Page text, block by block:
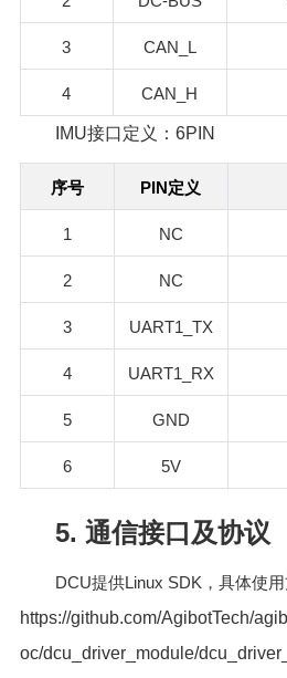
3 CAN_L
4 CAN_H
IMU接口定义：6PIN
序号 PIN定义
1 NC
2 NC
3 UART1_TX
4 UART1_RX
5 GND
6 5V
5. 通信接口及协议
DCU提供Linux SDK ，具体使
https://github.com/AgibotTech/
oc/dcu_driver_module/